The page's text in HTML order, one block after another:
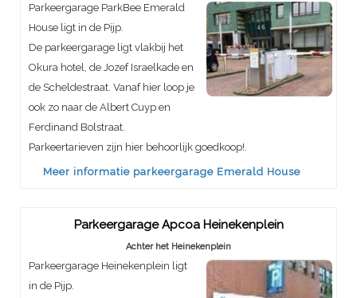
Parkeergarage ParkBee Emerald
House ligt in de Pijp.
De parkeergarage ligt vlakbij het
Okura hotel, de Jozef Israelkade en
de Scheldestraat. Vanaf hier loop je
ook zo naar de Albert Cuyp en
Ferdinand Bolstraat.
Parkeertarieven zijn hier behoorlijk goedkoop!.
Meer informatie parkeergarage Emerald House
Parkeergarage Apcoa Heinekenplein
Achter het Heinekenplein
Parkeergarage Heinekenplein ligt
in de Pijp.